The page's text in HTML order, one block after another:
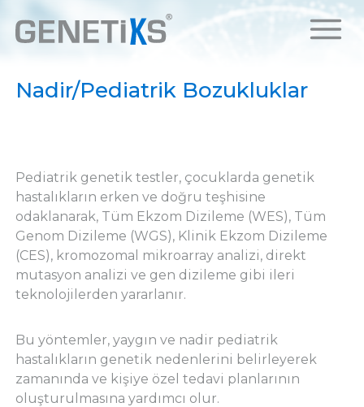
Nadir/Pediatrik Bozukluklar
Pediatrik genetik testler, çocuklarda genetik
hastalıkların erken ve doğru teşhisine
odaklanarak, Tüm Ekzom Dizileme (WES), Tüm
Genom Dizileme (WGS), Klinik Ekzom Dizileme
(CES), kromozomal mikroarray analizi, direkt
mutasyon analizi ve gen dizileme gibi ileri
teknolojilerden yararlanır.
Bu yöntemler, yaygın ve nadir pediatrik
hastalıkların genetik nedenlerini belirleyerek
zamanında ve kişiye özel tedavi planlarının
oluşturulmasına yardımcı olur.